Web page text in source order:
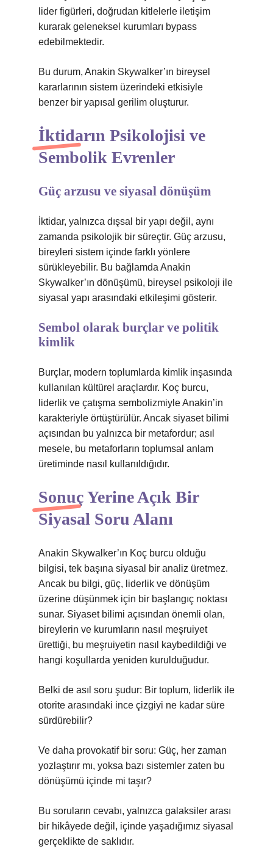
lider figürleri, doğrudan kitlelerle iletişim
kurarak geleneksel kurumları bypass
edebilmektedir.
Bu durum, Anakin Skywalker’ın bireysel
kararlarının sistem üzerindeki etkisiyle
benzer bir yapısal gerilim oluşturur.
İktidarın Psikolojisi ve
Sembolik Evrenler
Güç arzusu ve siyasal dönüşüm
İktidar, yalnızca dışsal bir yapı değil, aynı
zamanda psikolojik bir süreçtir. Güç arzusu,
bireyleri sistem içinde farklı yönlere
sürükleyebilir. Bu bağlamda Anakin
Skywalker’ın dönüşümü, bireysel psikoloji ile
siyasal yapı arasındaki etkileşimi gösterir.
Sembol olarak burçlar ve politik
kimlik
Burçlar, modern toplumlarda kimlik inşasında
kullanılan kültürel araçlardır. Koç burcu,
liderlik ve çatışma sembolizmiyle Anakin’in
karakteriyle örtüştürülür. Ancak siyaset bilimi
açısından bu yalnızca bir metafordur; asıl
mesele, bu metaforların toplumsal anlam
üretiminde nasıl kullanıldığıdır.
Sonuç Yerine Açık Bir
Siyasal Soru Alanı
Anakin Skywalker’ın Koç burcu olduğu
bilgisi, tek başına siyasal bir analiz üretmez.
Ancak bu bilgi, güç, liderlik ve dönüşüm
üzerine düşünmek için bir başlangıç noktası
sunar. Siyaset bilimi açısından önemli olan,
bireylerin ve kurumların nasıl meşruiyet
ürettiği, bu meşruiyetin nasıl kaybedildiği ve
hangi koşullarda yeniden kurulduğudur.
Belki de asıl soru şudur: Bir toplum, liderlik ile
otorite arasındaki ince çizgiyi ne kadar süre
sürdürebilir?
Ve daha provokatif bir soru: Güç, her zaman
yozlaştırır mı, yoksa bazı sistemler zaten bu
dönüşümü içinde mi taşır?
Bu soruların cevabı, yalnızca galaksiler arası
bir hikâyede değil, içinde yaşadığımız siyasal
gerçeklikte de saklıdır.